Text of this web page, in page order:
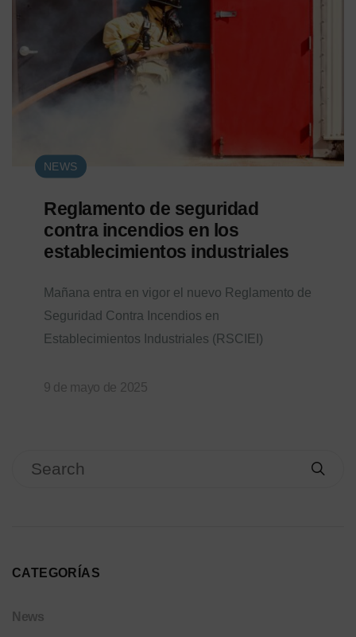
NEWS
Reglamento de seguridad
contra incendios en los
establecimientos industriales
Mañana entra en vigor el nuevo Reglamento de
Seguridad Contra Incendios en
Establecimientos Industriales (RSCIEI)
9 de mayo de 2025
CATEGORÍAS
News